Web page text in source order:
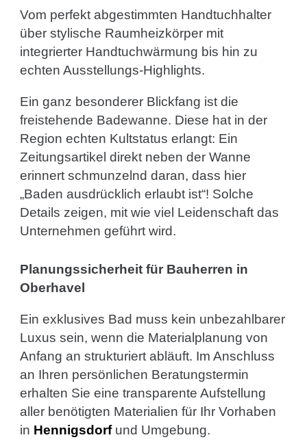
Vom perfekt abgestimmten Handtuchhalter
über stylische Raumheizkörper mit
integrierter Handtuchwärmung bis hin zu
echten Ausstellungs-Highlights.
Ein ganz besonderer Blickfang ist die
freistehende Badewanne. Diese hat in der
Region echten Kultstatus erlangt: Ein
Zeitungsartikel direkt neben der Wanne
erinnert schmunzelnd daran, dass hier
„Baden ausdrücklich erlaubt ist“! Solche
Details zeigen, mit wie viel Leidenschaft das
Unternehmen geführt wird.
Planungssicherheit für Bauherren in
Oberhavel
Ein exklusives Bad muss kein unbezahlbarer
Luxus sein, wenn die Materialplanung von
Anfang an strukturiert abläuft. Im Anschluss
an Ihren persönlichen Beratungstermin
erhalten Sie eine transparente Aufstellung
aller benötigten Materialien für Ihr Vorhaben
in Hennigsdorfund Umgebung.